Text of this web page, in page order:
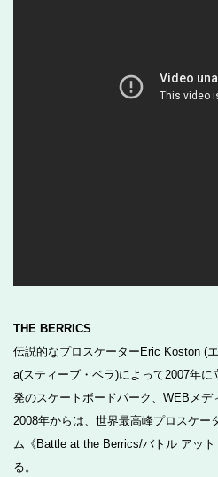
THE BERRICS
伝説的なプロスケーターEric Koston (
a(スティーブ・ベラ)によって2007年
発のスケートボードパーク、WEBメデ
2008年からは、世界最高峰プロスケー
ム《Battle at the Berrics/バトル アッ
る。